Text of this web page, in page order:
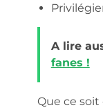
A lire
fanes !
Que ce